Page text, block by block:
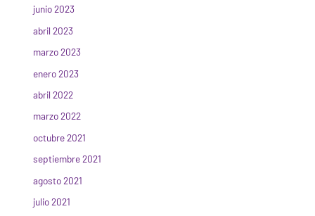
junio 2023
abril 2023
marzo 2023
enero 2023
abril 2022
marzo 2022
octubre 2021
septiembre 2021
agosto 2021
julio 2021